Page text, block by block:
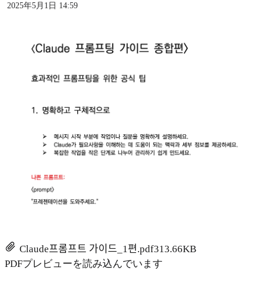
2025年5月1日 14:59
Claude프롬프트 가이드_1편.pdf313.66KB
PDFプレビューを読み込んでいます